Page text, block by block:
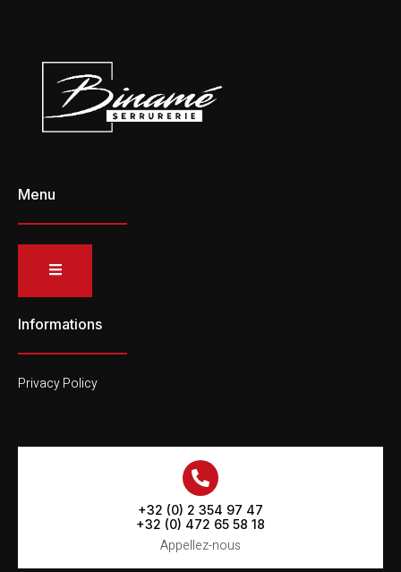
Menu
Informations
Privacy Policy
+32 (0) 2 354 97 47
+32 (0) 472 65 58 18
Appellez-nous